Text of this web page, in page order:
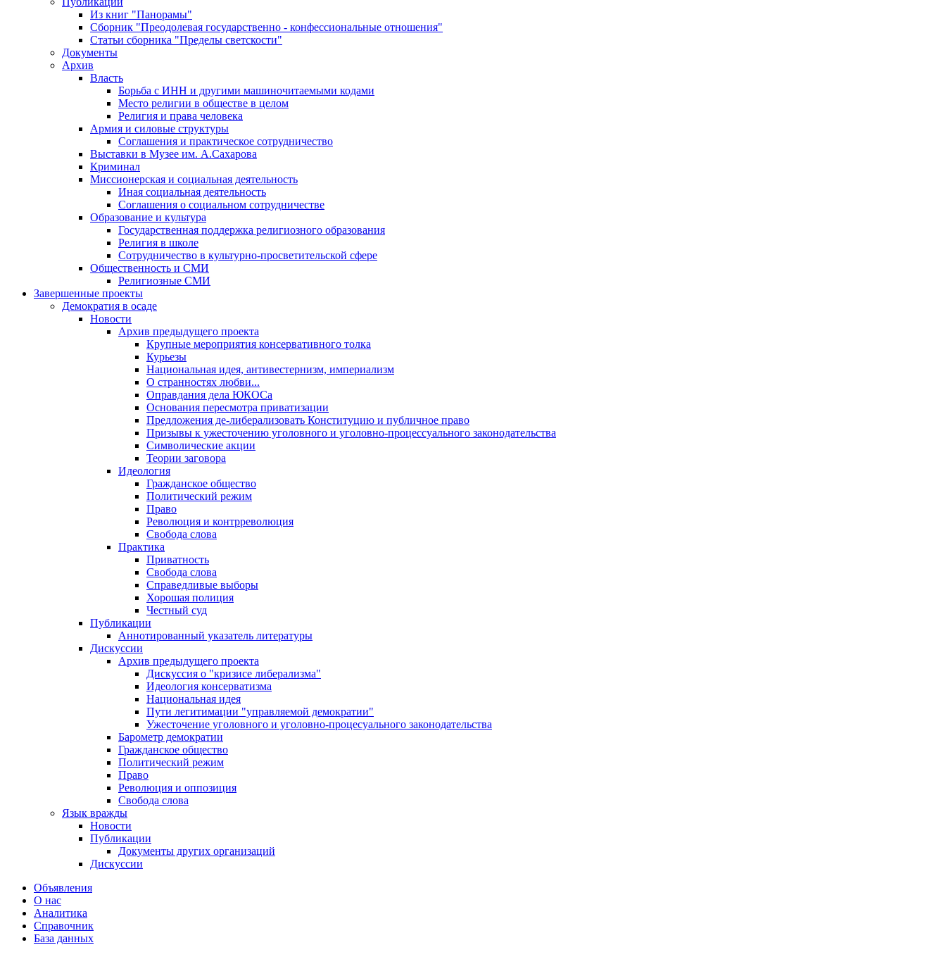
Из книг "Панорамы"
Сборник "Преодолевая государственно - конфессиональные отношения"
Статьи сборника "Пределы светскости"
Документы
Архив
Власть
Борьба с ИНН и другими машиночитаемыми кодами
Место религии в обществе в целом
Религия и права человека
Армия и силовые структуры
Соглашения и практическое сотрудничество
Выставки в Музее им. А.Сахарова
Криминал
Миссионерская и социальная деятельность
Иная социальная деятельность
Соглашения о социальном сотрудничестве
Образование и культура
Государственная поддержка религиозного образования
Религия в школе
Сотрудничество в культурно-просветительской сфере
Общественность и СМИ
Религиозные СМИ
Завершенные проекты
Демократия в осаде
Новости
Архив предыдущего проекта
Крупные мероприятия консервативного толка
Курьезы
Национальная идея, антивестернизм, империализм
О странностях любви...
Оправдания дела ЮКОСа
Основания пересмотра приватизации
Предложения де-либерализовать Конституцию и публичное право
Призывы к ужесточению уголовного и уголовно-процессуального законодательства
Символические акции
Теории заговора
Идеология
Гражданское общество
Политический режим
Право
Революция и контрреволюция
Свобода слова
Практика
Приватность
Свобода слова
Справедливые выборы
Хорошая полиция
Честный суд
Публикации
Аннотированный указатель литературы
Дискуссии
Архив предыдущего проекта
Дискуссия о "кризисе либерализма"
Идеология консерватизма
Национальная идея
Пути легитимации "управляемой демократии"
Ужесточение уголовного и уголовно-процесуального законодательства
Барометр демократии
Гражданское общество
Политический режим
Право
Революция и оппозиция
Свобода слова
Язык вражды
Новости
Публикации
Документы других организаций
Дискуссии
Объявления
О нас
Аналитика
Справочник
База данных